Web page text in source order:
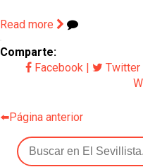
Read more
Comparte:
Facebook | Twitter
⬅️Página anterior